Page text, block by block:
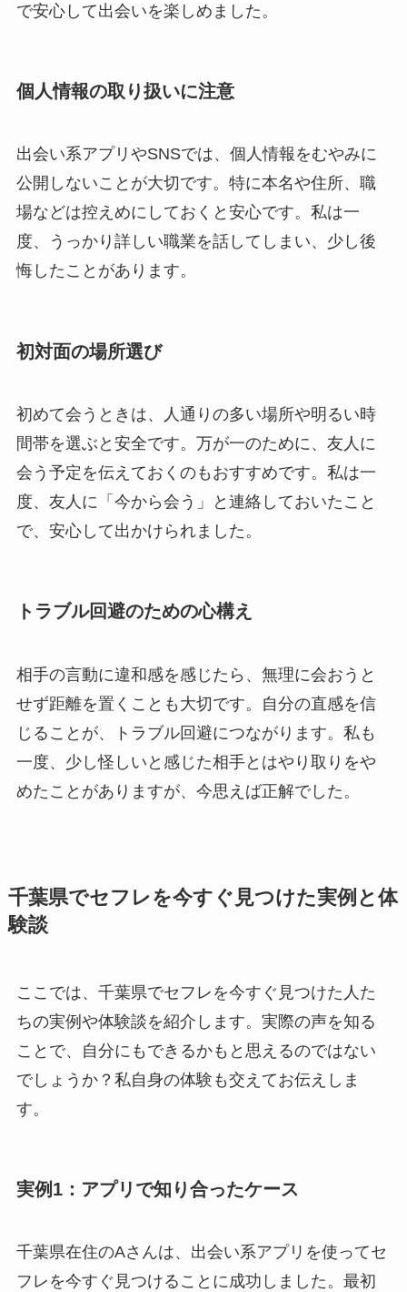
で安心して出会いを楽しめました。
個人情報の取り扱いに注意
出会い系アプリやSNSでは、個人情報をむやみに
公開しないことが大切です。特に本名や住所、職
場などは控えめにしておくと安心です。私は一
度、うっかり詳しい職業を話してしまい、少し後
悔したことがあります。
初対面の場所選び
初めて会うときは、人通りの多い場所や明るい時
間帯を選ぶと安全です。万が一のために、友人に
会う予定を伝えておくのもおすすめです。私は一
度、友人に「今から会う」と連絡しておいたこと
で、安心して出かけられました。
トラブル回避のための心構え
相手の言動に違和感を感じたら、無理に会おうと
せず距離を置くことも大切です。自分の直感を信
じることが、トラブル回避につながります。私も
一度、少し怪しいと感じた相手とはやり取りをや
めたことがありますが、今思えば正解でした。
千葉県でセフレを今すぐ見つけた実例と体
験談
ここでは、千葉県でセフレを今すぐ見つけた人た
ちの実例や体験談を紹介します。実際の声を知る
ことで、自分にもできるかもと思えるのではない
でしょうか？私自身の体験も交えてお伝えしま
す。
実例1：アプリで知り合ったケース
千葉県在住のAさんは、出会い系アプリを使ってセ
フレを今すぐ見つけることに成功しました。最初